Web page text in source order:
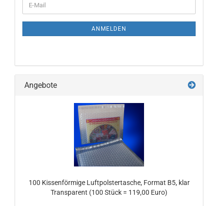
ZUR
E-
Mail
ANMELDEN
Angebote
100 Kissenförmige Luftpolstertasche, Format B5, klar
Transparent (100 Stück = 119,00 Euro)